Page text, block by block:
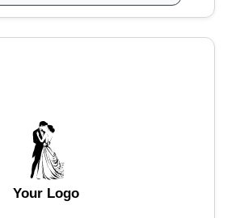
Your Logo